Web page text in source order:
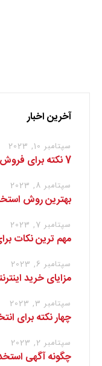
آخرین اخبار
سپتامبر 10, 2023
7 نکته برای فروش بهتر محصولات معدنی
سپتامبر 8, 2023
بهترین روش
سپتامبر 7, 2023
مهم ترین نکات
سپتامبر 6, 2023
مزایای خرید
سپتامبر 3, 2023
چهار نکته برای
سپتامبر 2, 2023
چگونه آگهی